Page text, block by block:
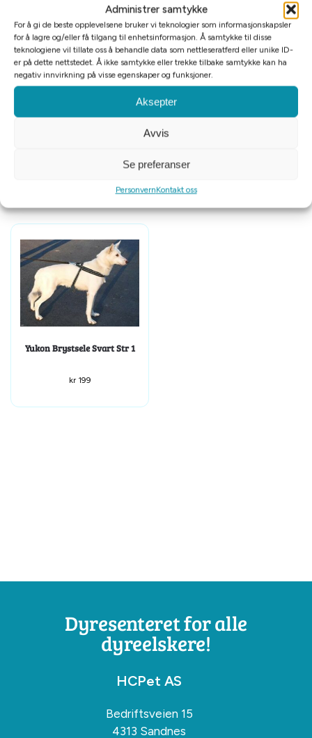
Administrer samtykke
For å gi de beste opplevelsene bruker vi teknologier som informasjonskapsler
for å lagre og/eller få tilgang til enhetsinformasjon. Å samtykke til disse
teknologiene vil tillate oss å behandle data som nettleseratferd eller unike ID-
er på dette nettstedet. Å ikke samtykke eller trekke tilbake samtykke kan ha
negativ innvirkning på visse egenskaper og funksjoner.
Aksepter
Avvis
Se preferanser
PersonvernKontakt oss
-80%
Billigkroken
Yukon Brystsele Svart Str 1
kr199
Dyresenteret for alle
dyreelskere!
HCPet AS
Bedriftsveien 15
4313 Sandnes